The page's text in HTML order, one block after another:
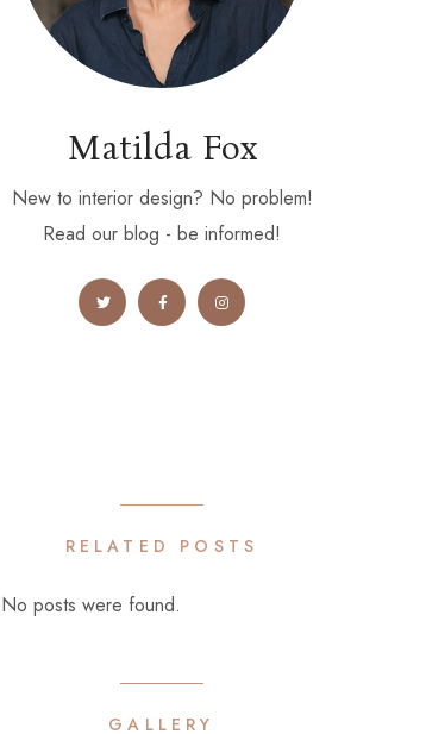
Matilda Fox
New to interior design? No problem!
Read our blog - be informed!
RELATED POSTS
No posts were found.
GALLERY